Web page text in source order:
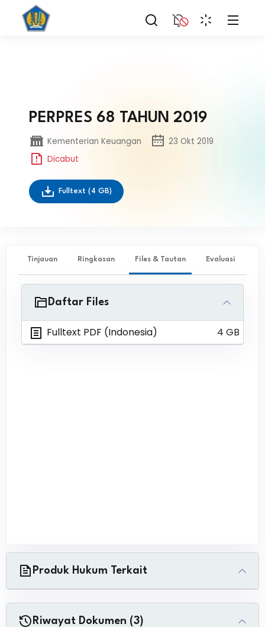
PERPRES 68 TAHUN 2019
Kementerian Keuangan
23 Okt 2019
Dicabut
Fulltext (4 GB)
Tinjauan Ringkasan Files & Tautan Evaluasi
Daftar Files
Fulltext PDF (Indonesia) 4 GB
Produk Hukum Terkait
Riwayat Dokumen (3)